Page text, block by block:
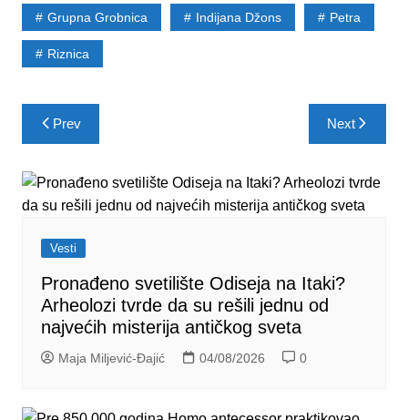
Grupna Grobnica Indijana Džons Petra
Riznica
Post
navigation
Prev Next
Vesti
Pronađeno svetilište Odiseja na Itaki?
Arheolozi tvrde da su rešili jednu od
najvećih misterija antičkog sveta
Maja Miljević-Đajić 04/08/2026 0